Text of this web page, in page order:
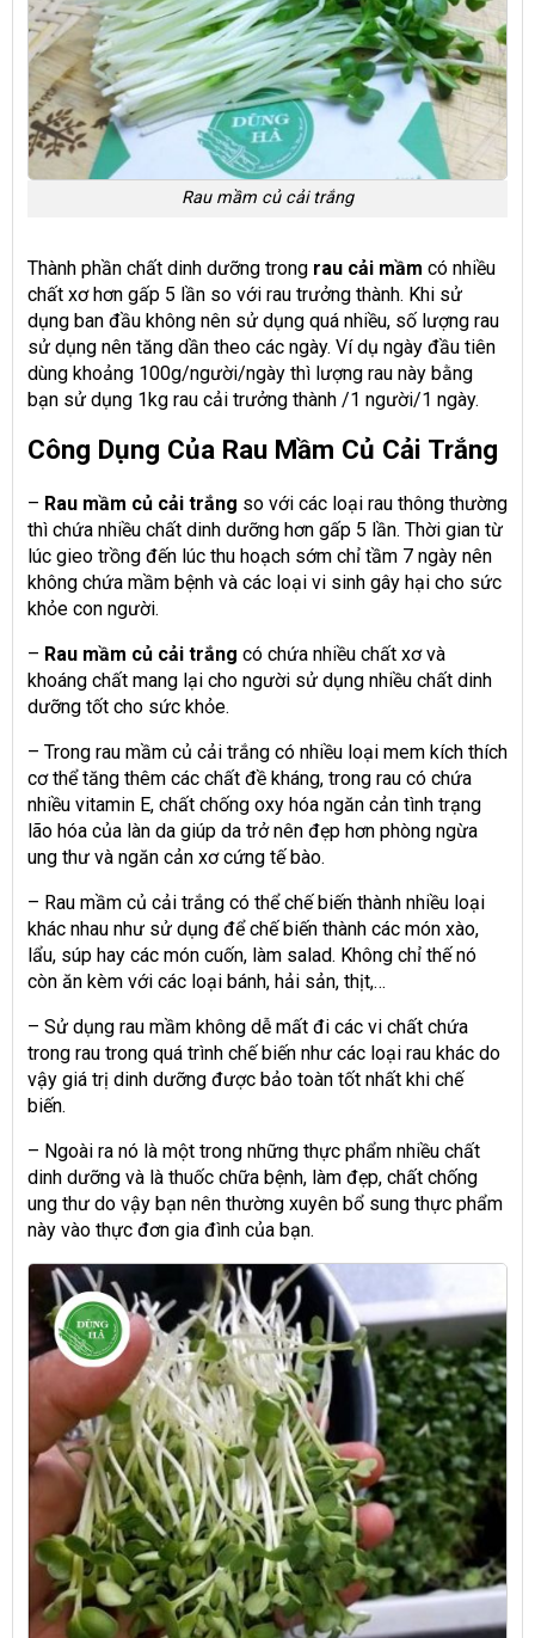
Rau mầm củ cải trắng
Thành phần chất dinh dưỡng trong rau cải mầm có nhiều
chất xơ hơn gấp 5 lần so với rau trưởng thành. Khi sử
dụng ban đầu không nên sử dụng quá nhiều, số lượng rau
sử dụng nên tăng dần theo các ngày. Ví dụ ngày đầu tiên
dùng khoảng 100g/người/ngày thì lượng rau này bằng
bạn sử dụng 1kg rau cải trưởng thành /1 người/1 ngày.
Công Dụng Của Rau Mầm Củ Cải Trắng
– Rau mầm củ cải trắng so với các loại rau thông thường
thì chứa nhiều chất dinh dưỡng hơn gấp 5 lần. Thời gian từ
lúc gieo trồng đến lúc thu hoạch sớm chỉ tầm 7 ngày nên
không chứa mầm bệnh và các loại vi sinh gây hại cho sức
khỏe con người.
– Rau mầm củ cải trắng có chứa nhiều chất xơ và
khoáng chất mang lại cho người sử dụng nhiều chất dinh
dưỡng tốt cho sức khỏe.
– Trong rau mầm củ cải trắng có nhiều loại mem kích thích
cơ thể tăng thêm các chất đề kháng, trong rau có chứa
nhiều vitamin E, chất chống oxy hóa ngăn cản tình trạng
lão hóa của làn da giúp da trở nên đẹp hơn phòng ngừa
ung thư và ngăn cản xơ cứng tế bào.
– Rau mầm củ cải trắng có thể chế biến thành nhiều loại
khác nhau như sử dụng để chế biến thành các món xào,
lẩu, súp hay các món cuốn, làm salad. Không chỉ thế nó
còn ăn kèm với các loại bánh, hải sản, thịt,…
– Sử dụng rau mầm không dễ mất đi các vi chất chứa
trong rau trong quá trình chế biến như các loại rau khác do
vậy giá trị dinh dưỡng được bảo toàn tốt nhất khi chế
biến.
– Ngoài ra nó là một trong những thực phẩm nhiều chất
dinh dưỡng và là thuốc chữa bệnh, làm đẹp, chất chống
ung thư do vậy bạn nên thường xuyên bổ sung thực phẩm
này vào thực đơn gia đình của bạn.